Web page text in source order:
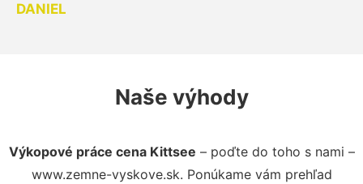
DANIEL
Naše výhody
Výkopové práce cena Kittsee – poďte do toho s nami –
www.zemne-vyskove.sk. Ponúkame vám prehľad